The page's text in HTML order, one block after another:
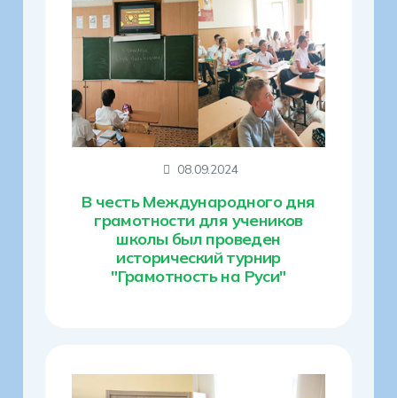
08.09.2024
В честь Международного дня
грамотности для учеников
школы был проведен
исторический турнир
"Грамотность на Руси"